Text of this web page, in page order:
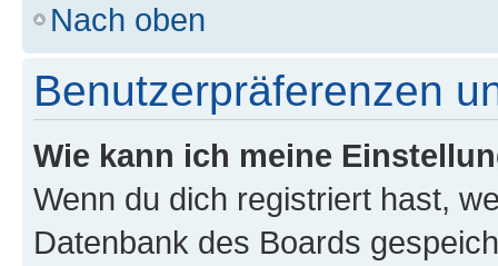
Nach oben
Benutzerpräferenzen
Wie kann ich meine
Wenn du dich registriert hast,
Datenbank des Boards